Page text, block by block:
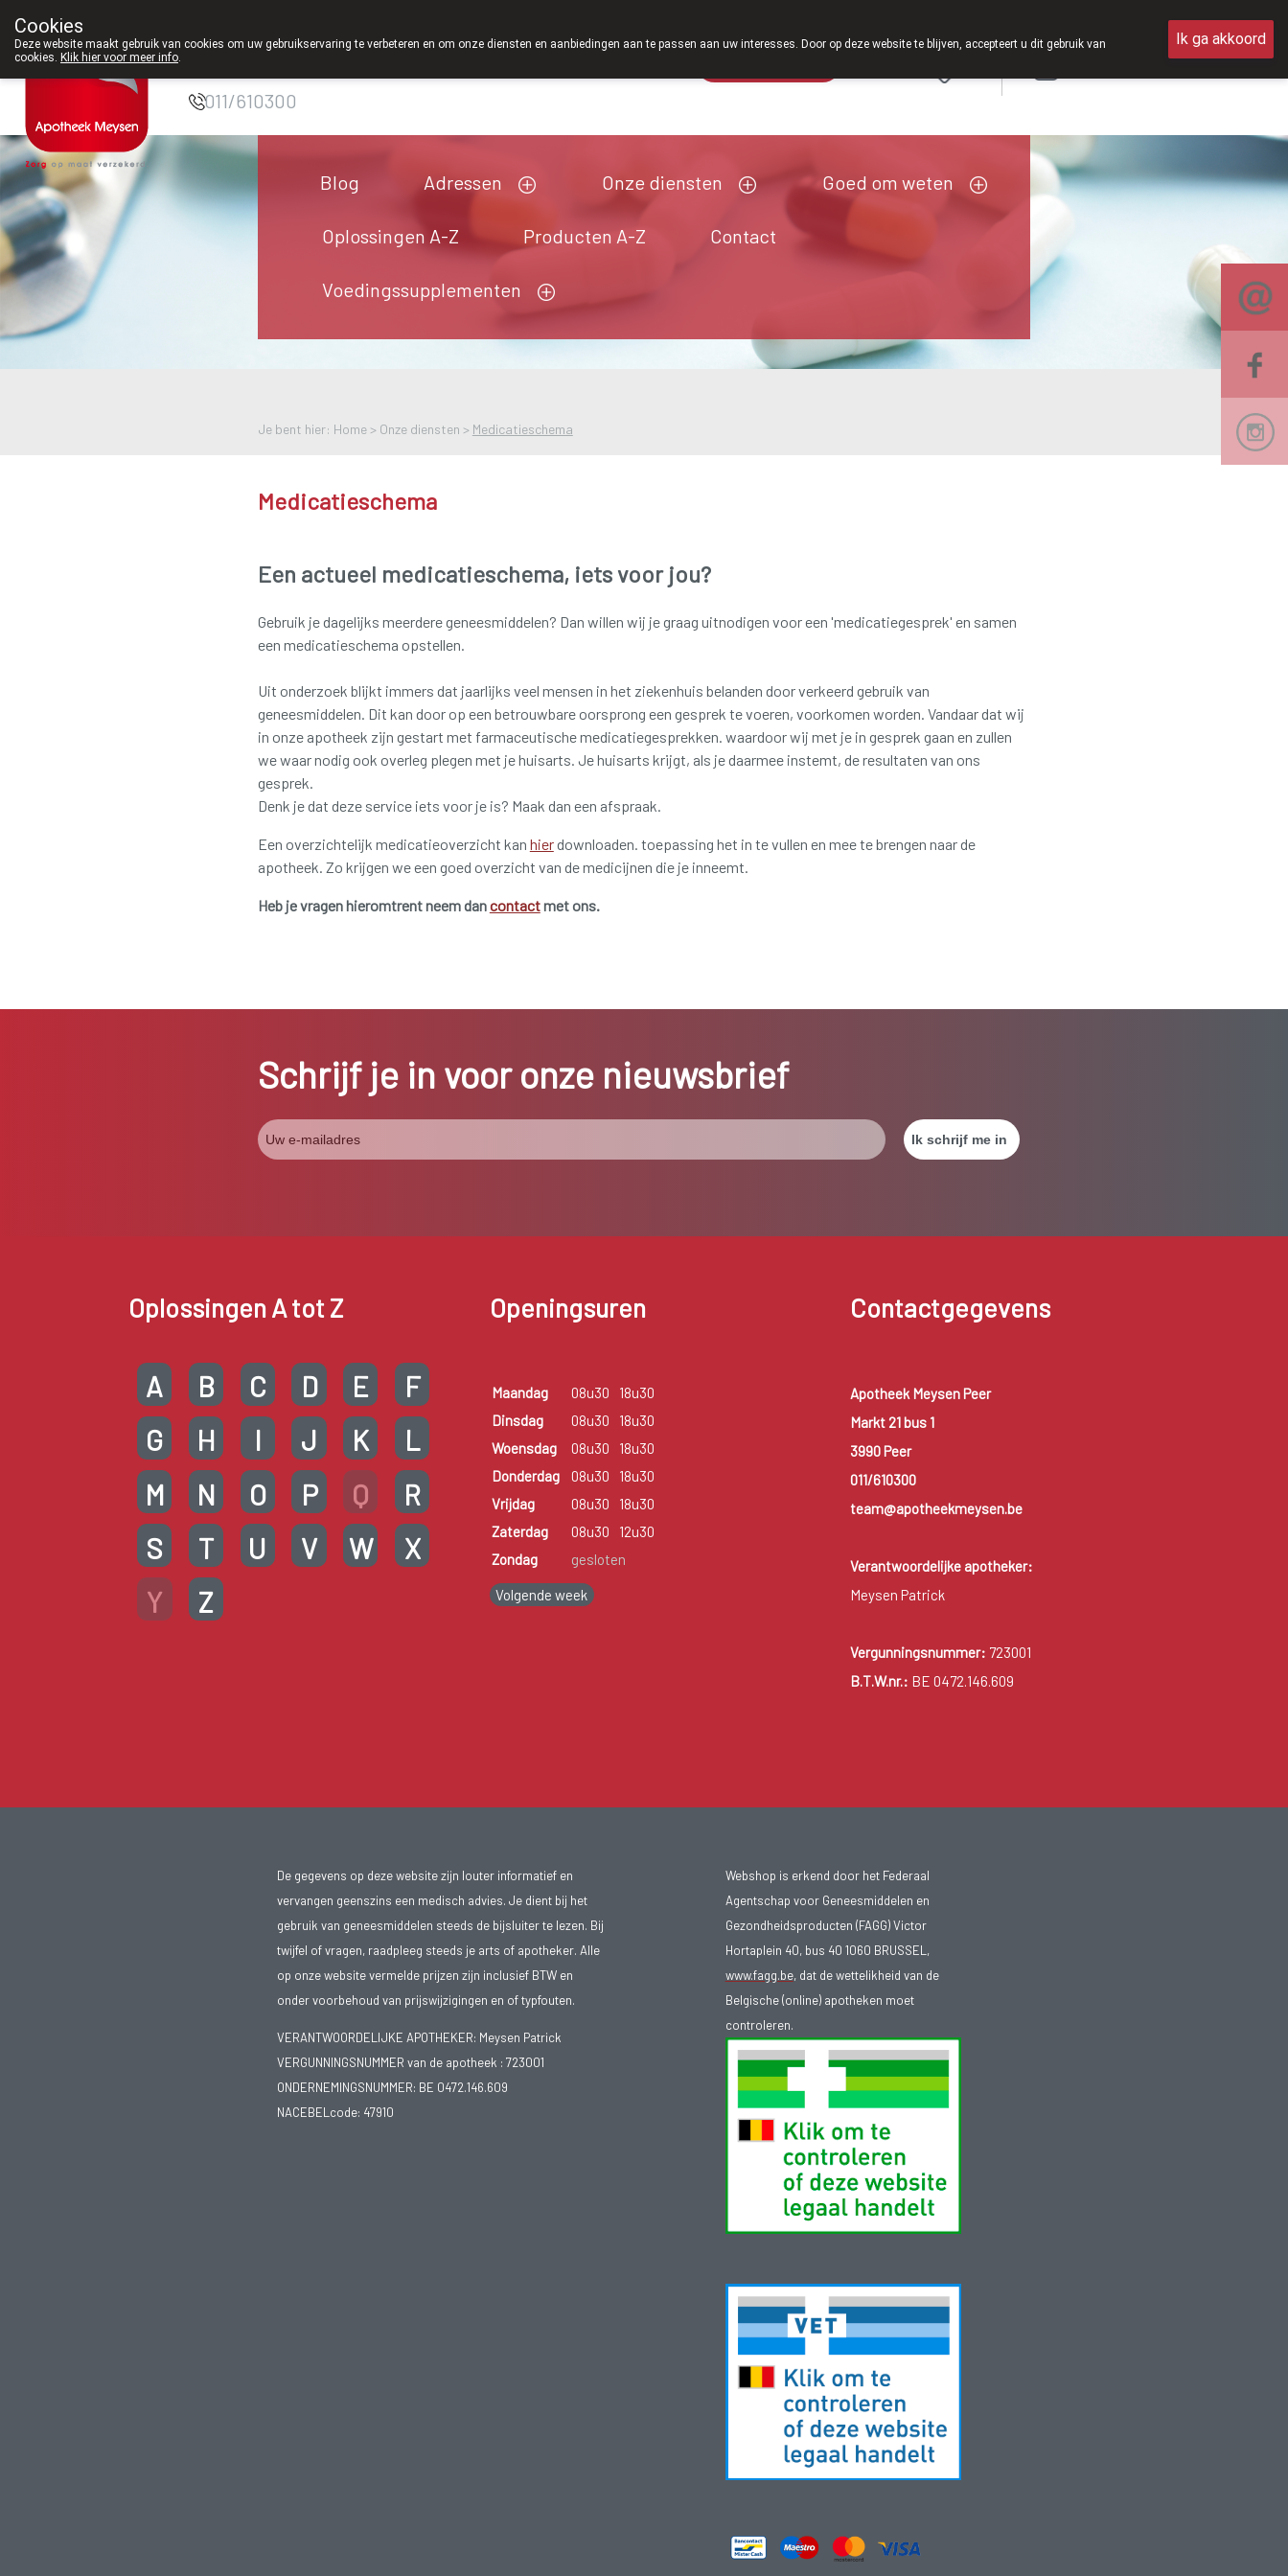
Apotheek Meysen
011/610300
Blog Adressen Onze diensten Goed om weten
Oplossingen A-Z Producten A-Z Contact
Voedingssupplementen
Je bent hier: Home > Onze diensten > Medicatieschema
Medicatieschema
Een actueel medicatieschema, iets voor jou?
Gebruik je dagelijks meerdere geneesmiddelen? Dan willen wij je graag uitnodigen voor een 'medicatiegesprek' en samen
een medicatieschema opstellen.
Uit onderzoek blijkt immers dat jaarlijks veel mensen in het ziekenhuis belanden door verkeerd gebruik van
geneesmiddelen. Dit kan door op een betrouwbare oorsprong een gesprek te voeren, voorkomen worden. Vandaar dat wij
in onze apotheek zijn gestart met farmaceutische medicatiegesprekken. waardoor wij met je in gesprek gaan en zullen
we waar nodig ook overleg plegen met je huisarts. Je huisarts krijgt, als je daarmee instemt, de resultaten van ons
gesprek.
Denk je dat deze service iets voor je is? Maak dan een afspraak.
Een overzichtelijk medicatieoverzicht kan hierdownloaden. toepassing het in te vullen en mee te brengen naar de
apotheek. Zo krijgen we een goed overzicht van de medicijnen die je inneemt.
Heb je vragen hieromtrent neem dancontactmet ons.
Schrijf je in voor onze nieuwsbrief
Oplossingen A tot Z
A B C D E
F
G
H I J K
L
M
N O P Q
R
S
T U V W
X
Y
Z
Openingsuren
Maandag 08u30
18u30
Dinsdag
08u30
18u30
Woensdag
08u30
18u30
Donderdag
08u30
18u30
Vrijdag
08u30
18u30
Zaterdag
08u30
12u30
Zondag
gesloten
Volgende week
Contactgegevens
Apotheek Meysen Peer
Markt 21 bus 1
3990 Peer
011/610300
team@apotheekmeysen.be
Verantwoordelijke apotheker:
Meysen Patrick
Vergunningsnummer: 723001
B.T.W.nr.: BE 0472.146.609
De gegevens op deze website zijn louter informatief en
vervangen geenszins een medisch advies. Je dient bij het
gebruik van geneesmiddelen steeds de bijsluiter te lezen. Bij
twijfel of vragen, raadpleeg steeds je arts of apotheker. Alle
op onze website vermelde prijzen zijn inclusief BTW en
onder voorbehoud van prijswijzigingen en of typfouten.
VERANTWOORDELIJKE APOTHEKER: Meysen Patrick
VERGUNNINGSNUMMER van de apotheek : 723001
ONDERNEMINGSNUMMER: BE 0472.146.609
NACEBELcode: 47910
Webshop is erkend door het Federaal
Agentschap voor Geneesmiddelen en
Gezondheidsproducten (FAGG) Victor
Hortaplein 40, bus 40 1060 BRUSSEL,
www.fagg.be, dat de wettelikheid van de
Belgische (online) apotheken moet
controleren.
Cookies
Deze website maakt gebruik van cookies om uw gebruikservaring te verbeteren en om onze diensten en aanbiedingen aan te passen aan uw interesses. Door op deze website te blijven, accepteert u dit gebruik van
cookies. Klik hier voor meer info.
Ik ga akkoord